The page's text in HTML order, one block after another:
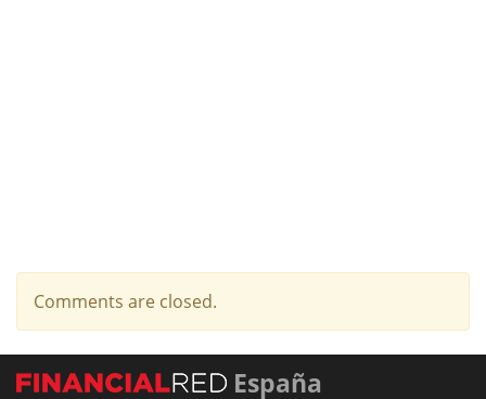
Comments are closed.
España